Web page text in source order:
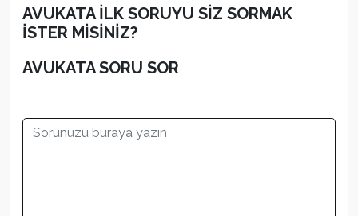
AVUKATA İLK SORUYU SİZ SORMAK
İSTER MİSİNİZ?
AVUKATA SORU SOR